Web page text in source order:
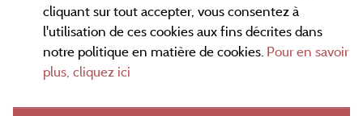
Conditions générales d'utilisation
cliquant sur tout accepter, vous consentez à
l'utilisation de ces cookies aux fins décrites dans
notre politique en matière de cookies. Pour en savoir
plus, cliquez ici